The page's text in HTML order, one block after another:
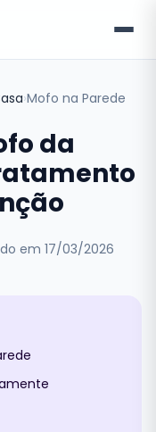
›Mofo na Parede
da
em 17/03/2026